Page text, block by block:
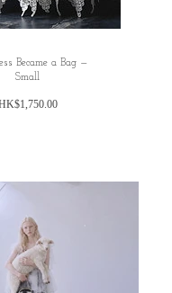
Became a Bag —
Small
価